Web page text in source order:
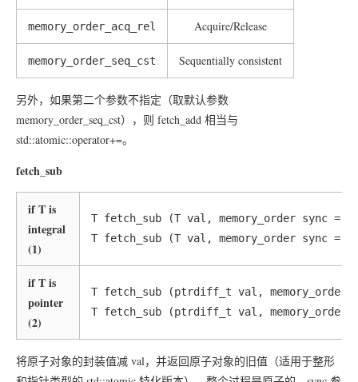
memory_order_acq_rel Acquire/Release
memory_order_seq_cst Sequentially consistent
另外，如果第二个参数不指定（取默认参数
memory_order_seq_cst），则 fetch_add 相当与
std::atomic::operator+=。
fetch_sub
if T is
integral
(1)
T fetch_sub (T val, memory_order sync =
if T is
pointer
(2)
T fetch_sub (ptrdiff_t val, memory_order
将原子对象的封装值减 val，并返回原子对象的旧值（适用于整形